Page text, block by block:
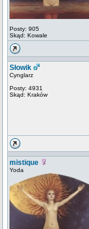
Posty: 905
Skąd: Kowale
Słowik
Cynglarz
Posty: 4931
Skąd: Kraków
mistique
Yoda